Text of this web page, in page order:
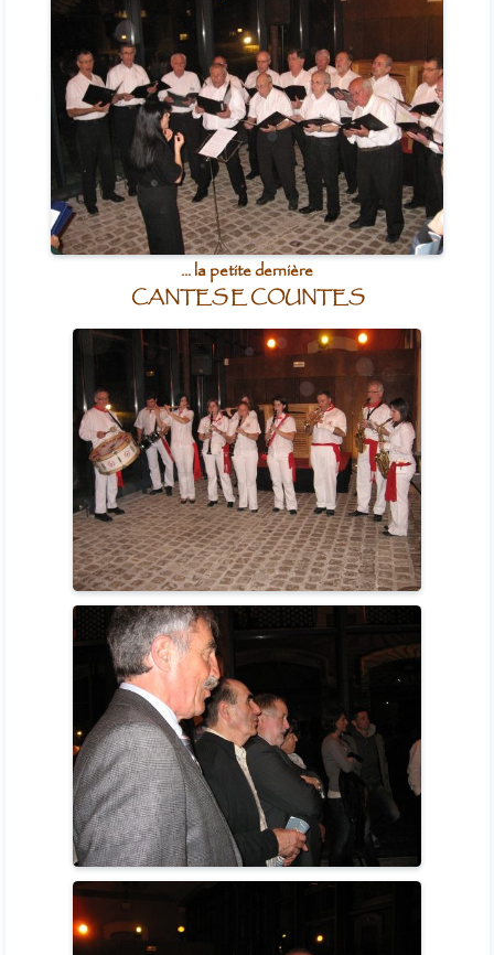
... la petite dernière
CANTES E COUNTES